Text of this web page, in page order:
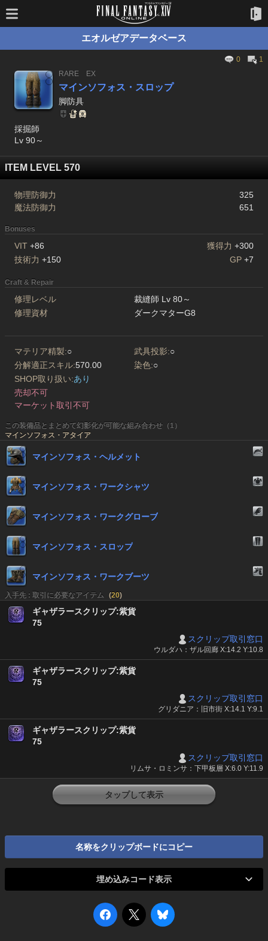
エオルゼアデータベース
0
1
RARE
EX
マインソフォス・スロップ
脚防具
採掘師
Lv 90～
ITEM LEVEL 570
物理防御力
325
魔法防御力
651
Bonuses
VIT +86 獲得力 +300
技術力 +150 GP +7
Craft & Repair
修理レベル
裁縫師 Lv 80～
修理資材
ダークマターG8
マテリア精製:○ 武具投影:○
分解適正スキル:570.00 染色:○
SHOP取り扱い:あり
売却不可
マーケット取引不可
この装備品とまとめて幻影化が可能な組み合わせ（1）
マインソフォス・アタイア
マインソフォス・ヘルメット
マインソフォス・ワークシャツ
マインソフォス・ワークグローブ
マインソフォス・スロップ
マインソフォス・ワークブーツ
入手先 : 取引に必要なアイテム (20)
ギャザラースクリップ:紫貨
75
スクリップ取引窓口
ウルダハ：ザル回廊 X:14.2 Y:10.8
ギャザラースクリップ:紫貨
75
スクリップ取引窓口
グリダニア：旧市街 X:14.1 Y:9.1
ギャザラースクリップ:紫貨
75
スクリップ取引窓口
リムサ・ロミンサ：下甲板層 X:6.0 Y:11.9
タップして表示
名称をクリップボードにコピー
埋め込みコード表示